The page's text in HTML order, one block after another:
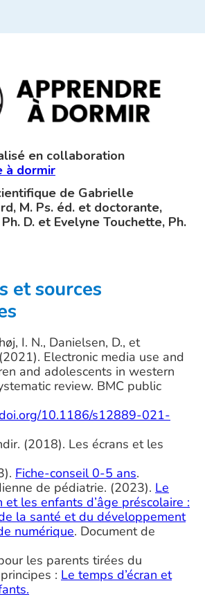
en collaboration
à dormir
de Gabrielle
M. Ps. éd. et doctorante,
D. et Evelyne Touchette, Ph.
et sources
I. N., Danielsen, D., et
Electronic media use and
and adolescents in western
review. BMC public
10.1186/s12889-021-
(2018). Les écrans et les
Fiche-conseil 0-5 ans.
de pédiatrie. (2023). Le
et les enfants d’âge préscolaire :
la santé et du développement
numérique. Document de
les parents tirées du
: Le temps d’écran et